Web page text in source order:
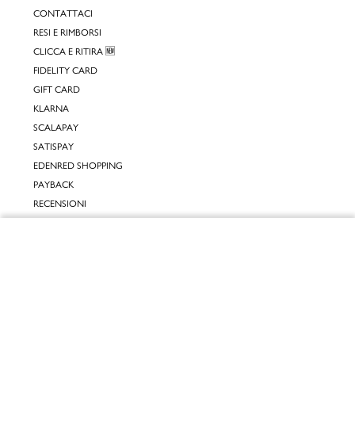
CONTATTACI
RESI E RIMBORSI
CLICCA E RITIRA 🆕
FIDELITY CARD
GIFT CARD
KLARNA
SCALAPAY
SATISPAY
EDENRED SHOPPING
PAYBACK
RECENSIONI